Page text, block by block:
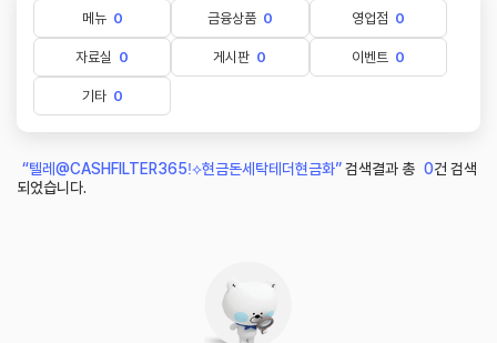
메뉴 0 금융상품 0 영업점 0
자료실 0 게시판 0 이벤트 0
기타 0
“텔레@CASHFILTER365ǃ⟡현금돈세탁테더현금화”검색결과 총 0건 검색
되었습니다.